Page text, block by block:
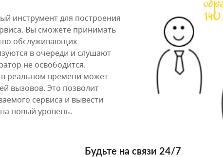
инструмент для построения
Вы сможете принимать
обслуживающих
в очереди и слушают
не освободится.
в реальном времени может
вызовов. Это позволит
сервиса и вывести
новый уровень.
Будьте на связи 24/7